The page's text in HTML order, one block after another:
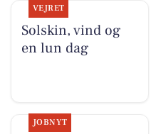
VEJRET
Solskin, vind og
en lun dag
JOBNYT